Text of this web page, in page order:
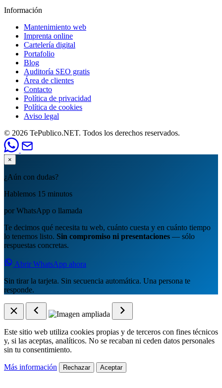
Información
Mantenimiento web
Imprenta online
Cartelería digital
Portafolio
Blog
Auditoría SEO gratis
Área de clientes
Contacto
Política de privacidad
Política de cookies
Aviso legal
© 2026 TePublico.NET. Todos los derechos reservados.
×
¿Aún con dudas?
Hablemos 15 minutos
por WhatsApp o llamada
Te decimos qué necesita tu web, cuánto cuesta y en cuánto tiempo
lo tenemos listo. Sin compromiso ni presentaciones — sólo
respuestas concretas.
Abrir WhatsApp ahora
Sin tirar la tarjeta. Sin secuencia automática. Una persona te
responde.
Este sitio web utiliza cookies propias y de terceros con fines técnicos
y, si las aceptas, analíticos. No se recaban ni ceden datos personales
sin tu consentimiento.
Más información Rechazar Aceptar